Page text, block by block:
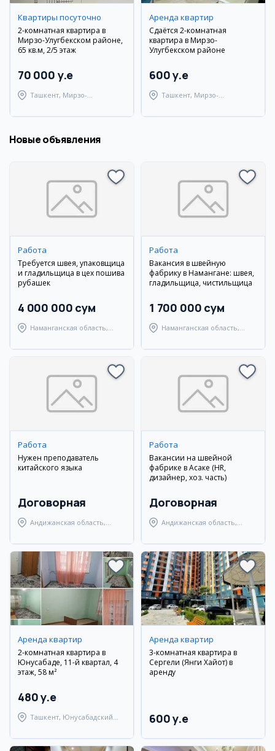
Квартиры посуточно
2-комнатная квартира в
Мирзо-Улугбекском районе,
65 кв.м, 2/5 этаж
70 000 y.e
Ташкент, Мирзо-
Аренда квартир
Сдаётся 2-комнатная
квартира в Мирзо-
Улугбекском районе
600 y.e
Ташкент, Мирзо-
Новые объявления
Работа
Требуется швея, упаковщица
и гладильщица в цех пошива
рубашек
4 000 000 сум
Наманганская область,
Работа
Вакансия в швейную
фабрику в Намангане: швея,
гладильщица, чистильщица
1 700 000 сум
Наманганская область,
Работа
Нужен преподаватель
китайского языка
Договорная
Андижанская область,
Работа
Вакансии на швейной
фабрике в Асаке (HR,
дизайнер, хоз. часть)
Договорная
Андижанская область,
Аренда квартир
2-комнатная квартира в
Юнусабаде, 11-й квартал, 4
этаж, 58 м²
480 y.e
Ташкент, Юнусабадский
Аренда квартир
3-комнатная квартира в
Сергели (Янги Хайот) в
аренду
600 y.e